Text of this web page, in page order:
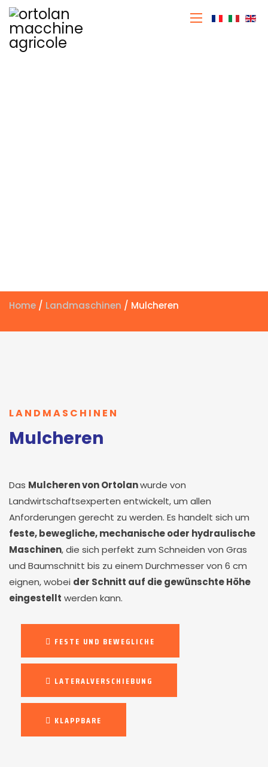
Sprache
Home / Landmaschinen / Mulcheren
LANDMASCHINEN
Mulcheren
Das Mulcheren von Ortolanwurde von
Landwirtschaftsexperten entwickelt, um allen
Anforderungen gerecht zu werden. Es handelt sich um
feste, bewegliche, mechanische oder hydraulische
Maschinen, die sich perfekt zum Schneiden von Gras
und Baumschnitt bis zu einem Durchmesser von 6 cm
eignen, wobei der Schnitt auf die gewünschte Höhe
eingestellt werden kann.
FESTE UND BEWEGLICHE
LATERALVERSCHIEBUNG
KLAPPBARE